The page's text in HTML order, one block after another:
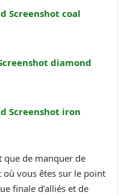
que de manquer de
vous êtes sur le point
finale d’alliés et de